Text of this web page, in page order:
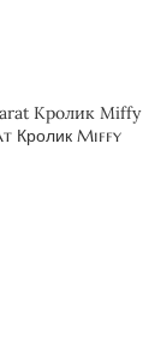
Кролик Miffy